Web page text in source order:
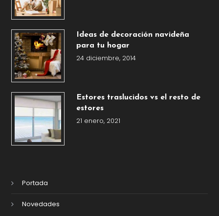
Ideas de decoración navideña
para tu hogar
24 diciembre, 2014
Estores traslucidos vs el resto de
estores
21 enero, 2021
Portada
Novedades